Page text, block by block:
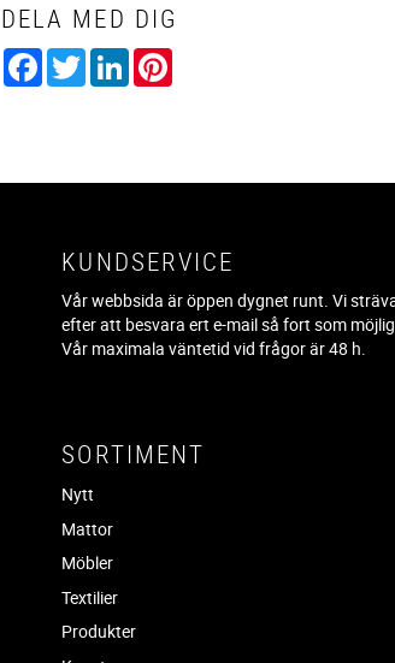
DELA MED DIG
Facebook
TwitterLinkedIn
KUNDSERVICE
Vår webbsida är öppen dygnet runt. Vi
efter att besvara ert e-mail så fort som
Vår maximala väntetid vid frågor är 48 h.
SORTIMENT
Nytt
Mattor
Möbler
Textilier
Produkter